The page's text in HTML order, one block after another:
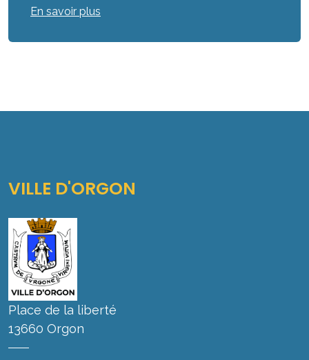
En savoir plus
VILLE D'ORGON
Place de la liberté
13660 Orgon